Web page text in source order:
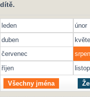
dítě.
leden únor
duben
červenec
srpen
říjen
Všechny jména